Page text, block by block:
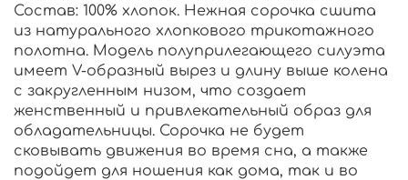
Состав: 100% хлопок. Нежная сорочка сшита
из натурального хлопкового трикотажного
полотна. Модель полуприлегающего силуэта
имеет V-образный вырез и длину выше колена
с закругленным низом, что создает
женственный и привлекательный образ для
обладательницы. Сорочка не будет
сковывать движения во время сна, а также
подойдет для ношения как дома, так и во